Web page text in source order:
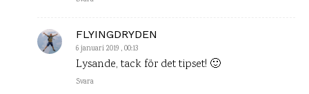
FLYINGDRYDEN
6 januari 2019 , 00:13
Lysande, tack för det tipset! 🙂
Svara